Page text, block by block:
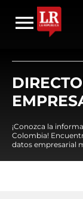
¡Conozca la
Colombia!
datos empresarial